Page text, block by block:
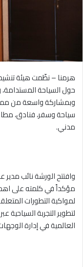
هرمنا – نظّمت هيئة
وبمشاركة واسعة من
سياحة وسفر، فنادق،
مدني.
وافتتح الورشة نائب مدير
مؤكداً في كلمته على
لمواكبة التطورات
لتطوير التجربة
العالمية في إدارة